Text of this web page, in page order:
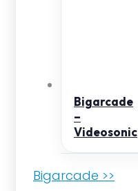
Bigarcade
–
Videosonic
Bigarcade >>